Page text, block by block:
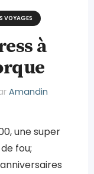
VOYAGES
à
Amandin
une super
fou;